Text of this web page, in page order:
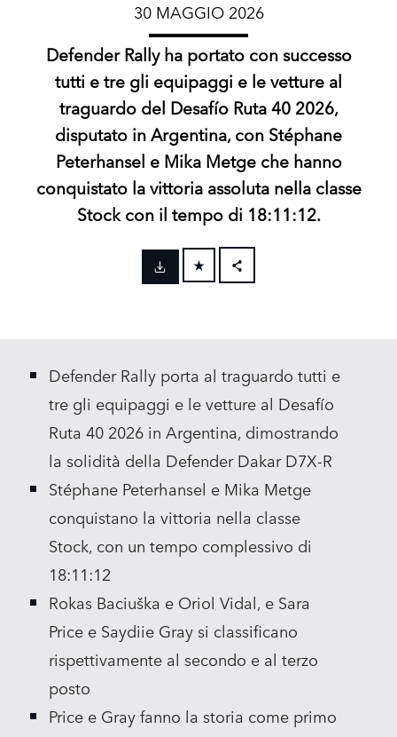
30 MAGGIO 2026
Defender Rally ha portato con successo
tutti e tre gli equipaggi e le vetture al
traguardo del Desafío Ruta 40 2026,
disputato in Argentina, con Stéphane
Peterhansel e Mika Metge che hanno
conquistato la vittoria assoluta nella classe
Stock con il tempo di 18:11:12.
FACEBOOK
SHARE
Defender Rally porta al traguardo tutti e
tre gli equipaggi e le vetture al Desafío
Ruta 40 2026 in Argentina, dimostrando
la solidità della Defender Dakar D7X‑R
Stéphane Peterhansel e Mika Metge
conquistano la vittoria nella classe
Stock, con un tempo complessivo di
18:11:12
Rokas Baciuška e Oriol Vidal, e Sara
Price e Saydiie Gray si classificano
rispettivamente al secondo e al terzo
posto
Price e Gray fanno la storia come primo